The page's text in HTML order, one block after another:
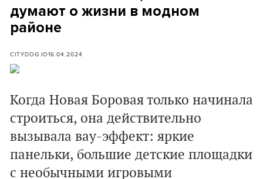
думают о жизни в модном
районе
CITYDOG.IO16.04.2024
Когда Новая Боровая только начинала
строиться, она действительно
вызывала вау-эффект: яркие
панельки, большие детские площадки
с необычными игровыми